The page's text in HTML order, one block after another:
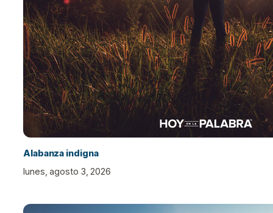
Alabanza indigna
lunes, agosto 3, 2026